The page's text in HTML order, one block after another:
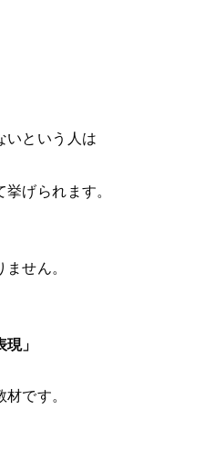
いという人は
げられます。
せん。
」
です。